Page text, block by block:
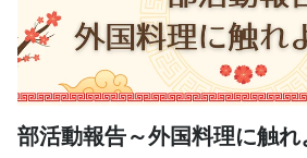
部活動報告～外国料理に触れ